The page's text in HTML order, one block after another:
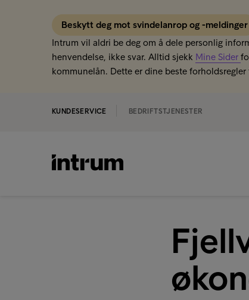
Beskytt deg mot svindelanrop og -meldinger
Intrum vil aldri be deg om å dele personlig
henvendelse, ikke svar. Alltid sjekk Mine Sider
kommunelån. Dette er dine beste
KUNDESERVICE BEDRIFTSTJENESTER